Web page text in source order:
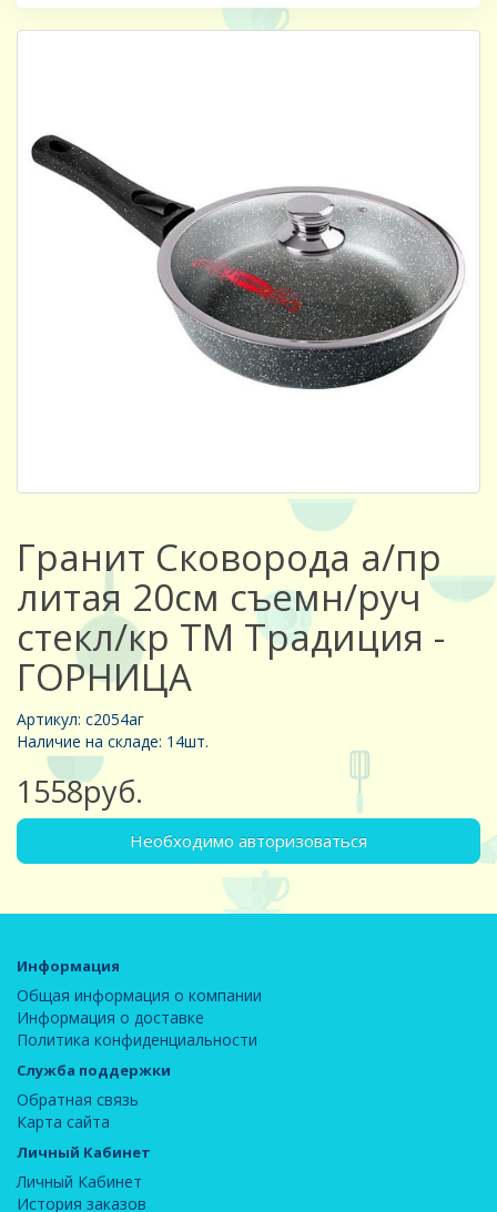
Гранит Сковорода а/пр
литая 20см съемн/руч
стекл/кр ТМ Традиция -
ГОРНИЦА
Артикул: с2054аг
Наличие на складе: 14шт.
1558руб.
Необходимо авторизоваться
Информация
Общая информация о компании
Информация о доставке
Политика конфиденциальности
Служба поддержки
Обратная связь
Карта сайта
Личный Кабинет
Личный Кабинет
История заказов